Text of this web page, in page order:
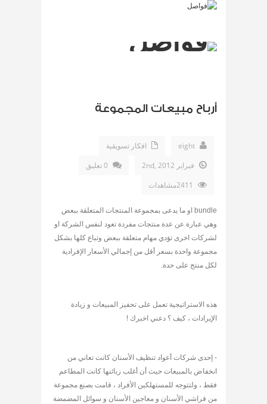
أرباح مبيعات المجموعة
eight
افكار تسويقية
فبراير 2nd, 2012
0 تعليق
bundle او ما يدعى بمجموعة المنتجات المتعلقة ببعض
وهي عبارة عن عدة منتجات مفردة تعود لنفس الشركة او
لشركات اخرى تؤدي مهام متعلقة ببعض وتباع كلها بشكل
مجموعة واحدة بسعر أقل من إجمالي الأسعار الإفرادية
لكل منتج على حدة.
هذه الاستراتيجية تعمل على تحفيز المبيعات و زيادة
الإيرادات ، كيف ؟ دعني اخبرك !
- إحدى شركات أعواد تنظيف الأسنان كانت تعاني من
انخفاض بالمبيعات حيث أن أغلب زبائنها كانت المطاعم
فقط ، ولتتوجه للمستهلكين الأفراد ، قامت بصنع مجموعة
من فراشي الأسنان و معاجين الأسنان و سوائل المضمضة